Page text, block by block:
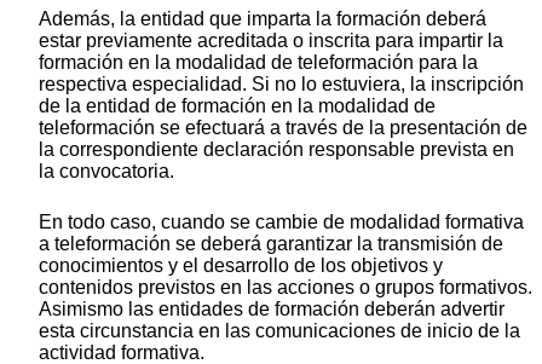
Además, la entidad que imparta la formación deberá
estar previamente acreditada o inscrita para impartir la
formación en la modalidad de teleformación para la
respectiva especialidad. Si no lo estuviera, la inscripción
de la entidad de formación en la modalidad de
teleformación se efectuará a través de la presentación de
la correspondiente declaración responsable prevista en
la convocatoria.
En todo caso, cuando se cambie de modalidad formativa
a teleformación se deberá garantizar la transmisión de
conocimientos y el desarrollo de los objetivos y
contenidos previstos en las acciones o grupos formativos.
Asimismo las entidades de formación deberán advertir
esta circunstancia en las comunicaciones de inicio de la
actividad formativa.